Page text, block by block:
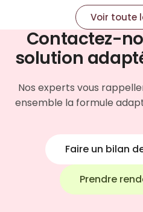
Voir toute
Contactez-
solution
Nos experts vous
ensemble la formule
Faire un bilan
Prendre